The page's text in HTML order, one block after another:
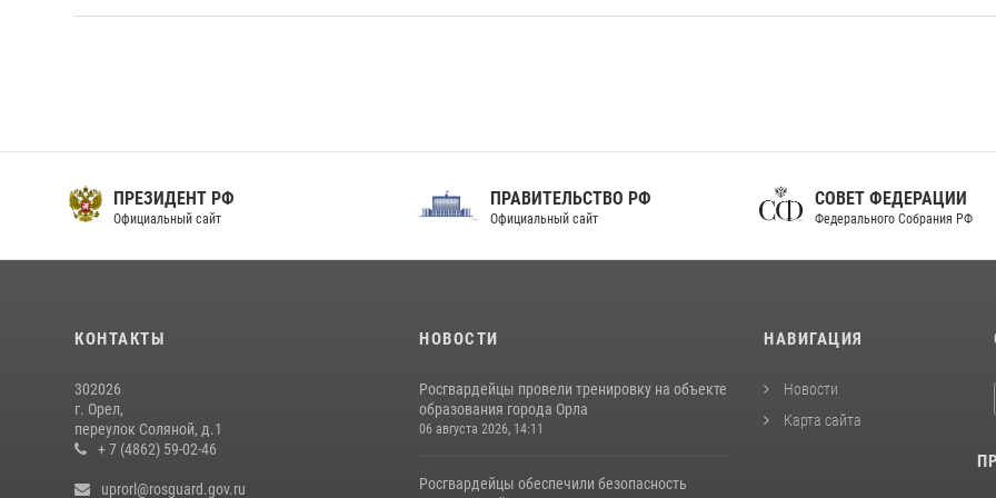
ПРЕЗИДЕНТ РФ
Официальный сайт
ПРАВИТЕЛЬСТВО РФ
Официальный сайт
СОВЕТ ФЕДЕРАЦИИ
Федерального Собрания РФ
КОНТАКТЫ
302026
г. Орел,
переулок Соляной, д.1
+ 7 (4862) 59-02-46
uprorl@rosguard.gov.ru
НОВОСТИ
Росгвардейцы провели тренировку на объекте
образования города Орла
06 августа 2026, 14:11
Росгвардейцы обеспечили безопасность
НАВИГАЦИЯ
Новости
Карта сайта